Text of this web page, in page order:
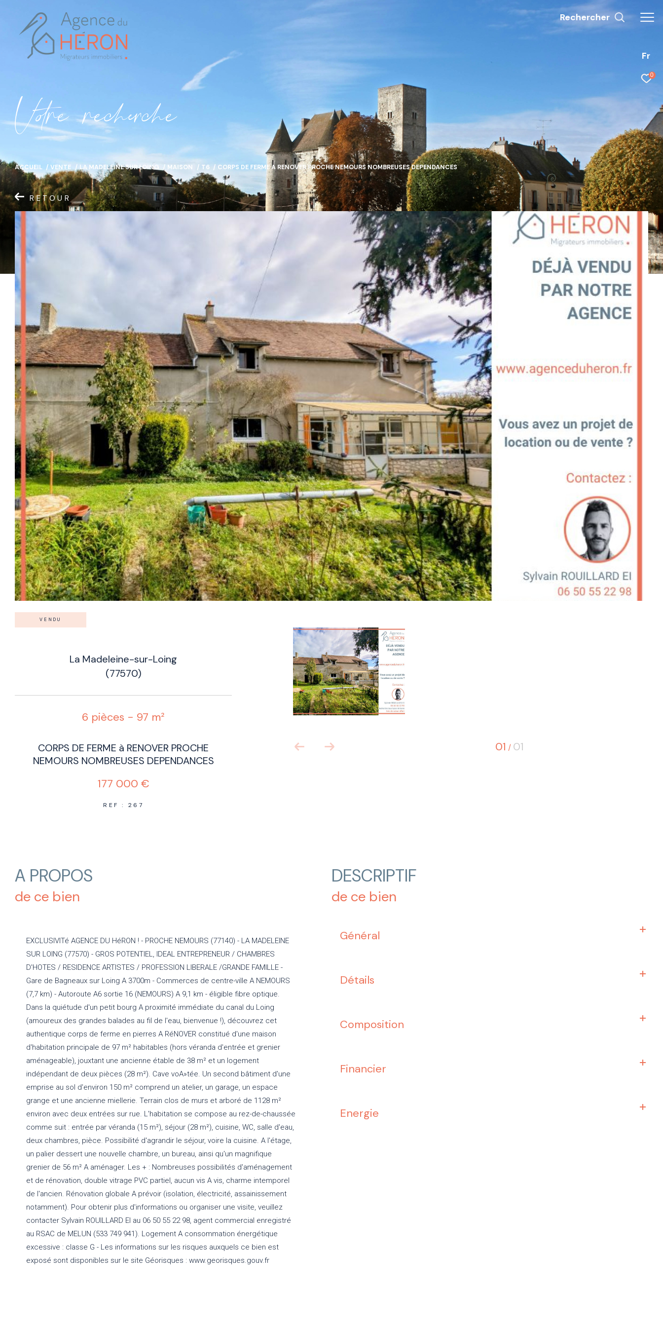
Fr
0
Rechercher
Vore recece
ACCUEIL VENTE LA MADELEINE SUR LOING MAISON T6 CORPS DE FERME A RENOVER PROCHE NEMOURS NOMBREUSES DEPENDANCES
RETOUR
VENDU
01 / 01
La Madeleine-sur-Loing
(77570)
6 pièces - 97 m²
CORPS DE FERME à RENOVER PROCHE
NEMOURS NOMBREUSES DEPENDANCES
177 000 €
REF : 267
A PROPOS
de ce bien
EXCLUSIVITé AGENCE DU HéRON ! - PROCHE NEMOURS (77140) - LA MADELEINE
SUR LOING (77570) - GROS POTENTIEL, IDEAL ENTREPRENEUR / CHAMBRES
D'HOTES / RESIDENCE ARTISTES / PROFESSION LIBERALE /GRANDE FAMILLE -
Gare de Bagneaux sur Loing A 3700m - Commerces de centre-ville A NEMOURS
(7,7 km) - Autoroute A6 sortie 16 (NEMOURS) A 9,1 km - éligible fibre optique.
Dans la quiétude d'un petit bourg A proximité immédiate du canal du Loing
(amoureux des grandes balades au fil de l'eau, bienvenue !), découvrez cet
authentique corps de ferme en pierres A RéNOVER constitué d'une maison
d'habitation principale de 97 m² habitables (hors véranda d'entrée et grenier
aménageable), jouxtant une ancienne étable de 38 m² et un logement
indépendant de deux pièces (28 m²). Cave voA»tée. Un second bâtiment d'une
emprise au sol d'environ 150 m² comprend un atelier, un garage, un espace
grange et une ancienne miellerie. Terrain clos de murs et arboré de 1128 m²
environ avec deux entrées sur rue. L'habitation se compose au rez-de-chaussée
comme suit : entrée par véranda (15 m²), séjour (28 m²), cuisine, WC, salle d'eau,
deux chambres, pièce. Possibilité d'agrandir le séjour, voire la cuisine. A l'étage,
un palier dessert une nouvelle chambre, un bureau, ainsi qu'un magnifique
grenier de 56 m² A aménager. Les + : Nombreuses possibilités d'aménagement
et de rénovation, double vitrage PVC partiel, aucun vis A vis, charme intemporel
de l'ancien. Rénovation globale A prévoir (isolation, électricité, assainissement
notamment). Pour obtenir plus d'informations ou organiser une visite, veuillez
contacter Sylvain ROUILLARD EI au 06 50 55 22 98, agent commercial enregistré
au RSAC de MELUN (533 749 941). Logement A consommation énergétique
excessive : classe G - Les informations sur les risques auxquels ce bien est
exposé sont disponibles sur le site Géorisques : www.georisques.gouv.fr
DESCRIPTIF
de ce bien
Général
Détails
Composition
Financier
Energie